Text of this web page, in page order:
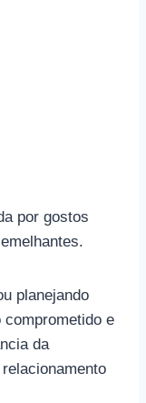
por gostos
planejando
e
da